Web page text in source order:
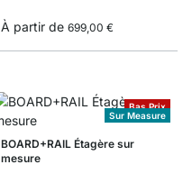
À partir de 699,00 €
Bas Prix
Sur Measure
BOARD+RAIL Étagère sur
mesure